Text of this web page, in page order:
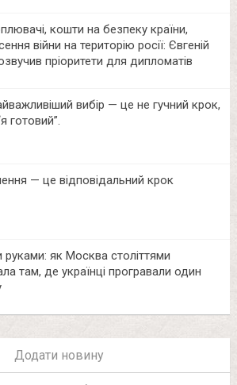
кошти на безпеку країни,
війни на територію росії: Євгеній
пріоритети для дипломатів
вибір — це не гучний крок,
готовий”.
— це відповідальний крок
як Москва століттями
там, де українці програвали один
Додати новину